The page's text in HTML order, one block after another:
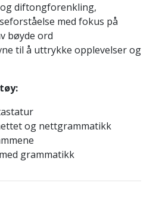
diftongforenkling,
med fokus på
bøyde ord
til å uttrykke opplevelser og
og nettgrammatikk
grammatikk